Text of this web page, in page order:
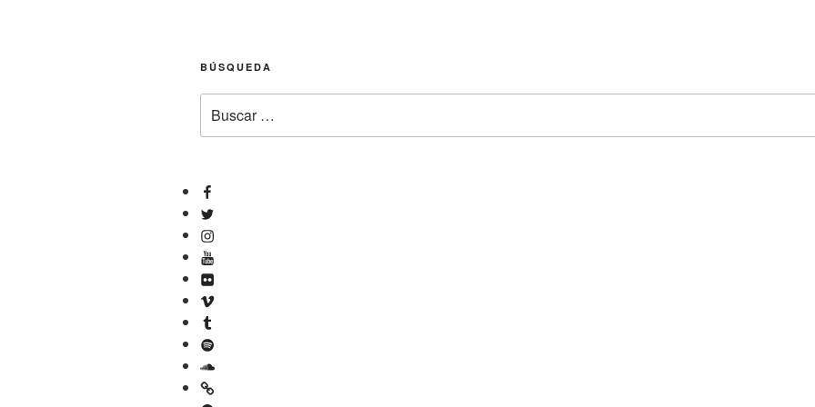
BÚSQUEDA
por:
Facebook
Twitter
Instagram
YouTube
Flickr
Vimeo
Tumblr
Spotify
SoundCloud
Mixcloud